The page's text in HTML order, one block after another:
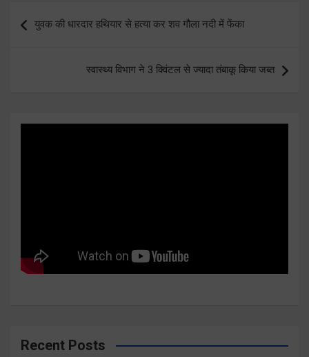
navigation
युवक की धारदार हथियार से हत्या कर शव गौला नदी में फेंका
स्वास्थ्य विभाग ने 3 क्विंटल से ज्यादा तंबाकू किया जब्त
Recent Posts